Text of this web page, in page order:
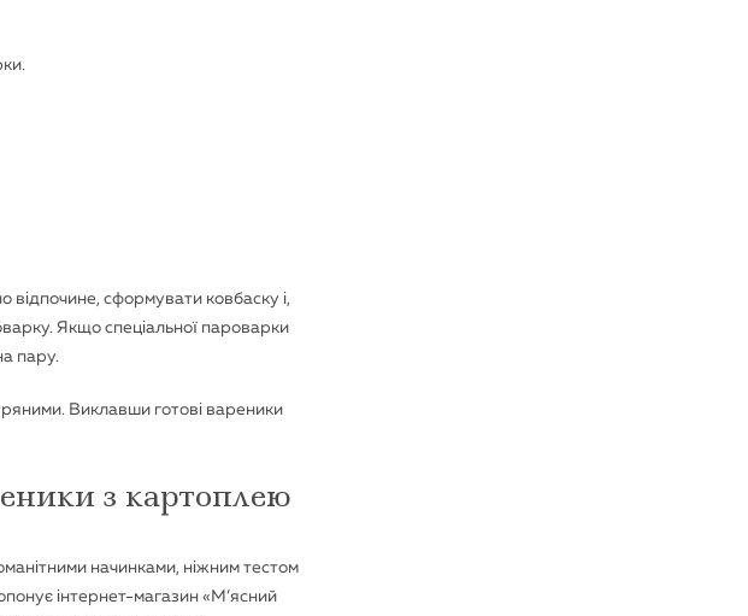
відпочине, сформувати ковбаску і,
Якщо спеціальної пароварки
пару.
Виклавши готові вареники
з картоплею
начинками, ніжним тестом
інтернет-магазин «М’ясний